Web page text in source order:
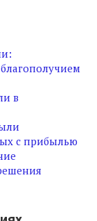
в
с прибылью